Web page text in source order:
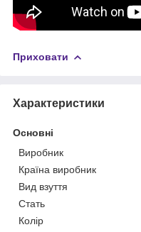
Приховати
Характеристики
Основні
Виробник
Країна виробник
Вид взуття
Стать
Колір